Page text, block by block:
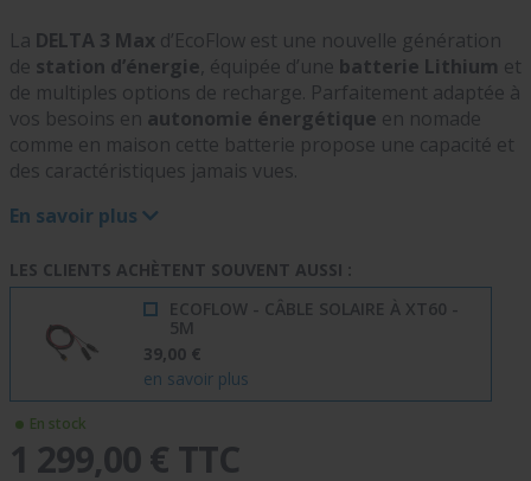
La DELTA 3 Max d’EcoFlow est une nouvelle génération
de station d’énergie , équipée d’une batterie Lithium et
de multiples options de recharge. Parfaitement adaptée à
vos besoins en autonomie énergétique en nomade
comme en maison cette batterie propose une capacité et
des caractéristiques jamais vues.
En savoir plus
LES CLIENTS ACHÈTENT SOUVENT AUSSI :
ECOFLOW - CÂBLE SOLAIRE À XT60 -
5M
39,00 €
en savoir plus
En stock
1 299,00 € TTC